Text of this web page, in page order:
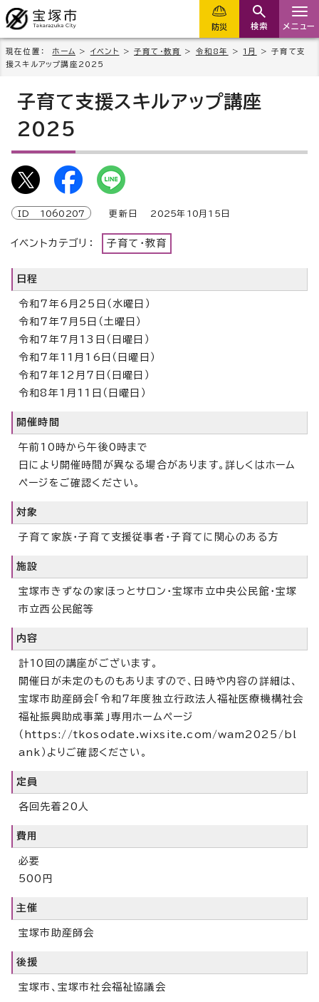
防災 検索 メニュー
現在位置： ホーム > イベント >子育て・教育 > 令和8年 > 1月
> 子育て支
援スキルアップ講座2025
子育て支援スキルアップ講座
2025
ID 1060207 更新日 2025年 10 月 15 日
イベントカテゴリ： 子育て・教育
日程
令和7年6月25日（水曜日）
令和7年7月5日（土曜日）
令和7年7月13日（日曜日）
令和7年11月16日（日曜日）
令和7年12月7日（日曜日）
令和8年1月11日（日曜日）
開催時間
午前10時から午後0時まで
日により開催時間が異なる場合があります。詳しくはホーム
ページをご確認ください。
対象
子育て家族・子育て支援従事者・子育てに関心のある方
施設
宝塚市きずなの家ほっとサロン・宝塚市立中央公民館・宝塚
市立西公民館等
内容
計10回の講座がございます。
開催日が未定のものもありますので、日時や内容の詳細は、
宝塚市助産師会「令和7年度独立行政法人福祉医療機構社会
福祉振興助成事業」専用ホームページ
（https://tkosodate.wixsite.com/wam2025/bl
ank）よりご確認ください。
定員
各回先着20人
費用
必要
500円
主催
宝塚市助産師会
後援
宝塚市、宝塚市社会福祉協議会